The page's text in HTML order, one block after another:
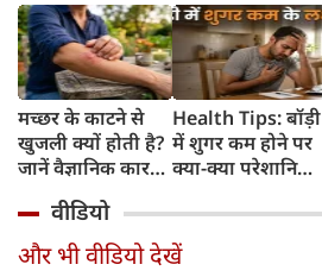
मच्छर के काटने से
खुजली क्यों होती है?
जानें वैज्ञानिक कारण
Health Tips: बॉड़ी
में शुगर कम होने पर
क्या-क्या परेशानियां
बातें
वीडियो
और भी वीडियो देखें